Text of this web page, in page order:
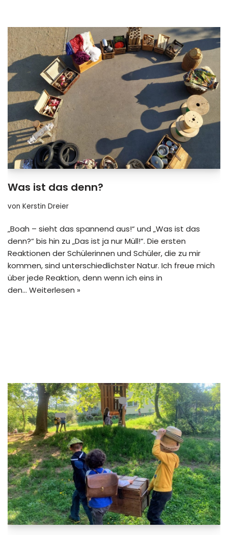
Was ist das denn?
von Kerstin Dreier
„Boah – sieht das spannend aus!“ und „Was ist das
denn?“ bis hin zu „Das ist ja nur Müll!“. Die ersten
Reaktionen der Schülerinnen und Schüler, die zu mir
kommen, sind unterschiedlichster Natur. Ich freue mich
über jede Reaktion, denn wenn ich eins in
den… Weiterlesen »